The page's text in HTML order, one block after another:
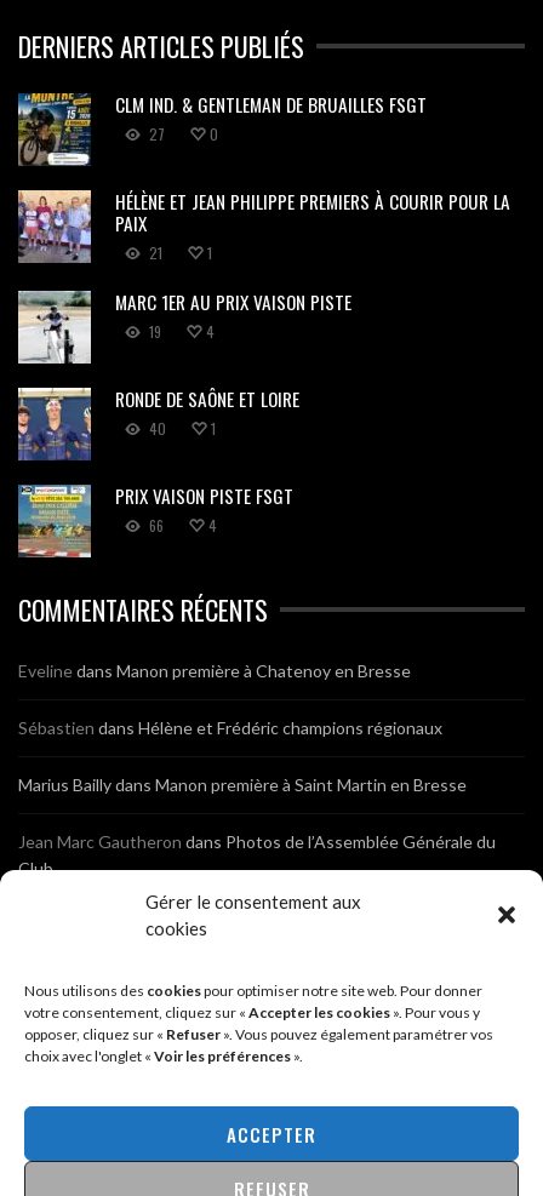
Gérer le consentement aux
cookies
Nous utilisons des cookiespour optimiser notre site web. Pour donner
votre consentement, cliquez sur « Accepter les cookies ». Pour vous y
opposer, cliquez sur « Refuser ». Vous pouvez également paramétrer vos
choix avec l'onglet « Voir les préférences ».
ACCEPTER
REFUSER
DERNIERS ARTICLES PUBLIÉS
CLM IND. & GENTLEMAN DE BRUAILLES FSGT
27 0
HÉLÈNE ET JEAN PHILIPPE PREMIERS À COURIR POUR LA
PAIX
21 1
MARC 1ER AU PRIX VAISON PISTE
19 4
RONDE DE SAÔNE ET LOIRE
40 1
PRIX VAISON PISTE FSGT
66 4
COMMENTAIRES RÉCENTS
Evelinedans Manon première à Chatenoy en Bresse
Sébastien dans Hélène et Frédéric champions régionaux
Marius Baillydans Manon première à Saint Martin en Bresse
Jean Marc Gautheron dans Photos de l’Assemblée Générale du
Club
Photos de l’Assemblée Générale du Club
Sébastien dans Cyclocross de Brochon (21)
Breniauxdans Cyclocross de Brochon (21)